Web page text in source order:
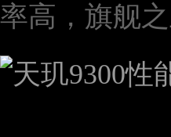
率高，旗舰